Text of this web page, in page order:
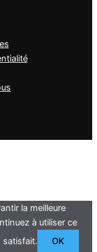
la meilleure
à utiliser ce
satisfait.
OK